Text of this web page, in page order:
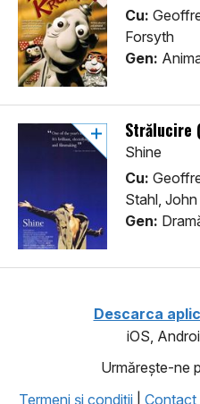
Cu:
Forsyth
Gen:
Strălucire
Shine
Cu:
Stahl,
Gen:
Descarca
iOS,
Urmăreşte-ne
Termeni şi condiţii
Contact